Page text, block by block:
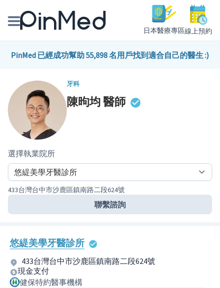
日本醫療專區線上預約
線上預約醫師、院所
醫師專欄專訪
健康主題館
PinMed 已經成功幫助 55,898 名用戶找到適合自己的醫生 :)
牙科
陳昫均 醫師
選擇執業院所
433台灣台中市沙鹿區鎮南路二段624號
聯繫諮詢
悠緹美學牙醫診所
433台灣台中市沙鹿區鎮南路二段624號
現金支付
健保特約醫事機構